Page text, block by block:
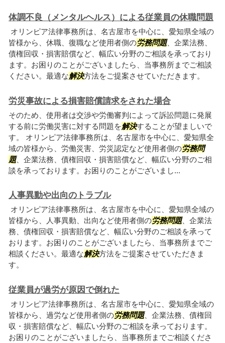
体調不良（メンタルヘルス）による従業員の休職問題
オリンピア法律事務所は、名古屋市を中心に、愛知県全域の
皆様から、休職、復職など使用者側の労務問題、企業法務、
債権回収・損害賠償など、幅広い分野のご相談を承っており
ます。お困りのことがございましたら、当事務所までご相談
ください。最適な解決方法をご提案させていただきます。
労災事故による損害賠償請求をされた場合
そのため、使用者は交渉や労働審判によって訴訟問題に発展
する前に労働災害に対する問題を解決することが望ましいで
す。 オリンピア法律事務所は、名古屋市を中心に、愛知県全
域の皆様から、労働災害、労災認定など使用者側の労務問
題、企業法務、債権回収・損害賠償など、幅広い分野のご相
談を承っております。お困りのことがございまし...
人事異動や出向のトラブル
オリンピア法律事務所は、名古屋市を中心に、愛知県全域の
皆様から、人事異動、出向など使用者側の労務問題、企業法
務、債権回収・損害賠償など、幅広い分野のご相談を承って
おります。お困りのことがございましたら、当事務所までご
相談ください。最適な解決方法をご提案させていただきま
す。
従業員が過労が原因で倒れた
オリンピア法律事務所は、名古屋市を中心に、愛知県全域の
皆様から、過労など使用者側の労務問題、企業法務、債権回
収・損害賠償など、幅広い分野のご相談を承っております。
お困りのことがございましたら、当事務所までご相談くださ